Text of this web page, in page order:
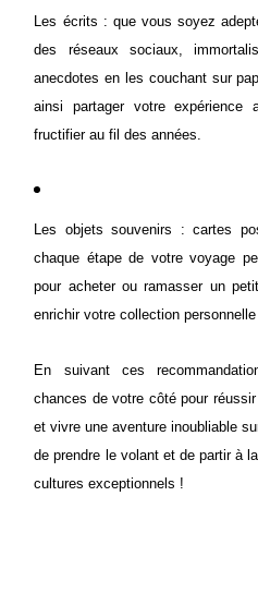
Les écrits : que vous soyez
des réseaux sociaux,
anecdotes en les couchant sur
ainsi partager votre
fructifier au fil des années.
Les objets souvenirs : cartes
chaque étape de votre voyage
pour acheter ou ramasser un
enrichir votre collection personnelle
En suivant ces
chances de votre côté pour
et vivre une aventure inoubliable
de prendre le volant et de partir à
cultures exceptionnels !